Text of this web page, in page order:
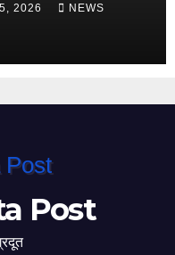
2026 NEWS
Post